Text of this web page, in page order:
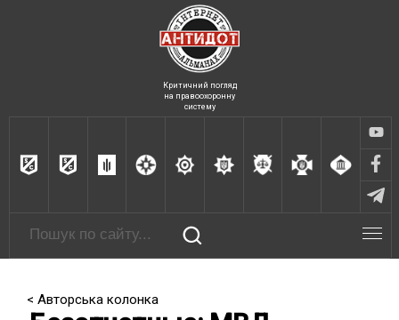
Критичний погляд
на правоохоронну
систему
< Авторська колонка